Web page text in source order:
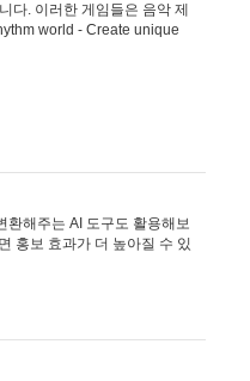
다. 이러한 게임들은 음악 제
world - Create unique
환해주는 AI 도구도 활용해보
홍보 효과가 더 높아질 수 있